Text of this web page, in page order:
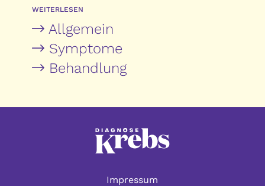
WEITERLESEN
Allgemein
Symptome
Behandlung
Impressum